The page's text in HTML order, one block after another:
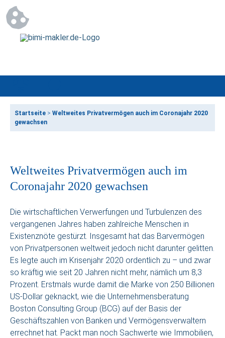
Startseite > Weltweites Privatvermögen auch im Coronajahr 2020
gewachsen
Weltweites Privatvermögen auch im
Coronajahr 2020 gewachsen
Die wirtschaftlichen Verwerfungen und Turbulenzen des
vergangenen Jahres haben zahlreiche Menschen in
Existenznöte gestürzt. Insgesamt hat das Barvermögen
von Privatpersonen weltweit jedoch nicht darunter gelitten.
Es legte auch im Krisenjahr 2020 ordentlich zu – und zwar
so kräftig wie seit 20 Jahren nicht mehr, nämlich um 8,3
Prozent. Erstmals wurde damit die Marke von 250 Billionen
US-Dollar geknackt, wie die Unternehmensberatung
Boston Consulting Group (BCG) auf der Basis der
Geschäftszahlen von Banken und Vermögensverwaltern
errechnet hat. Packt man noch Sachwerte wie Immobilien,